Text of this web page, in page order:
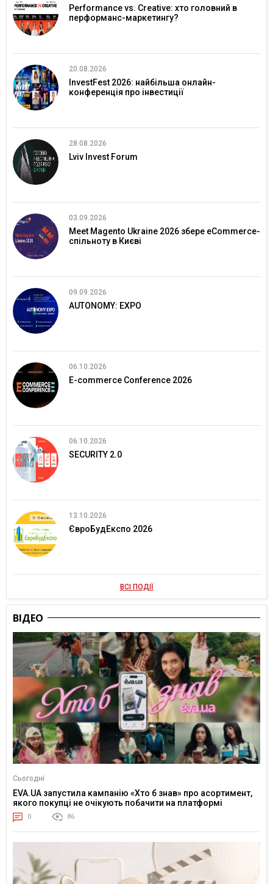
Performance vs. Creative: хто головний в
перформанс-маркетингу?
20.08.2026
InvestFest 2026: найбільша онлайн-
конференція про інвестиції
28.08.2026
Lviv Invest Forum
03.09.2026
Meet Magento Ukraine 2026 збере eCommerce-
спільноту в Києві
09.09.2026
AUTONOMY: EXPO
06.10.2026
E-commerce Conference 2026
06.10.2026
SECURITY 2.0
13.10.2026
ЄвроБудЕкспо 2026
ВСІ ПОДІЇ
ВІДЕО
Сьогодні
EVA.UA запустила кампанію «Хто б знав» про асортимент,
якого покупці не очікують побачити на платформі
0 86